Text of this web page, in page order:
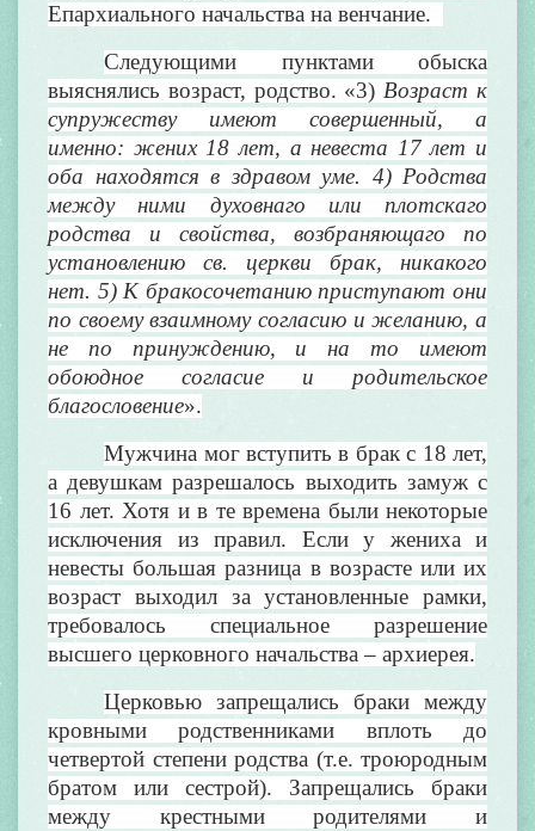
Епархиального начальства на венчание.
Следующими пунктами обыска
выяснялись возраст, родство. «3)Возраст к
супружеству имеют совершенный, а
именно: жених 18 лет, а невеста 17 лет и
оба находятся в здравом уме. 4) Родства
между ними духовнаго или плотскаго
родства и свойства, возбраняющаго по
установлению св. церкви брак, никакого
нет. 5) К бракосочетанию приступают они
по своему взаимному согласию и желанию, а
не по принуждению, и на то имеют
обоюдное согласие и родительское
благословение».
Мужчина мог вступить в брак с 18 лет,
а девушкам разрешалось выходить замуж с
16 лет. Хотя и в те времена были некоторые
исключения из правил. Если у жениха и
невесты большая разница в возрасте или их
возраст выходил за установленные рамки,
требовалось специальное разрешение
высшего церковного начальства – архиерея.
Церковью запрещались браки между
кровными родственниками вплоть до
четвертой степени родства (т.е. троюродным
братом или сестрой). Запрещались браки
между крестными родителями и